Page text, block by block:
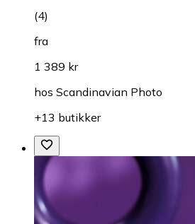
(4)
fra
1 389 kr
hos Scandinavian Photo
+13 butikker